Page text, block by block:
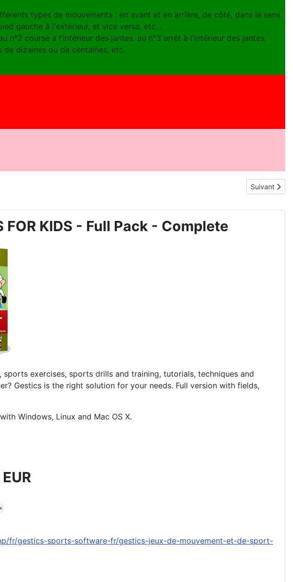
types de mouvements : en avant et en arrière, de côté, dans le sens
gauche à l'extérieur, et vice versa, etc...
n°2 course à l'intérieur des jantes, au n°3 arrêt à l'intérieur des jantes.
dizaines ou de centaines, etc.
Article
Suivant
FOR KIDS - Full Pack - Complete
exercises, sports drills and training, tutorials, techniques and
Gestics is the right solution for your needs. Full version with fields,
Windows, Linux and Mac OS X.
fr/gestics-sports-software-fr/gestics-jeux-de-mouvement-et-de-sport-